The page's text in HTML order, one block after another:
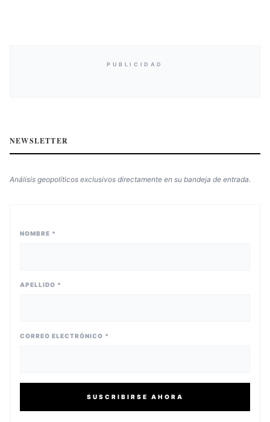
PUBLICIDAD
NEWSLETTER
Análisis geopolíticos exclusivos directamente en su bandeja de entrada.
NOMBRE *
APELLIDO *
CORREO ELECTRÓNICO *
SUSCRIBIRSE AHORA